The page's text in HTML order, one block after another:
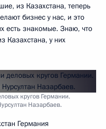
из Казахстана, теперь
бизнес у нас, и это
есть знакомые. Знаю, что
Казахстана, у них
кругов Германии.
Назарбаев.
Германия